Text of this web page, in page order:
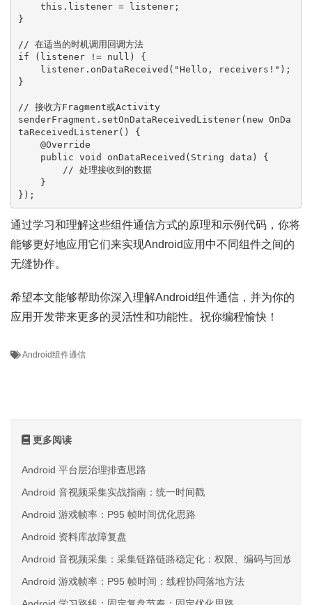
this .listener = listener;
}
// 在适当的时机调用回调方法
if (listener != null ) {
    listener.onDataReceived(
"Hello, receivers!" );
}
// 接收方Fragment或Activity
senderFragment.setOnDataReceivedListener( new OnDa
taReceivedListener() {
@Override
public void onDataReceived (String data)
{
// 处理接收到的数据
通过学习和理解这些组件通信方式的原理和示例代码，你将
能够更好地应用它们来实现Android应用中不同组件之间的
无缝协作。
希望本文能够帮助你深入理解Android组件通信，并为你的
应用开发带来更多的灵活性和功能性。祝你编程愉快！
Android组件通信
更多阅读
Android 平台层治理排查思路
Android 音视频采集实战指南：统一时间戳
Android 游戏帧率：P95 帧时间优化思路
Android 资料库故障复盘
Android 音视频采集：采集链路链路稳定化：权限、编码与回放三
Android 游戏帧率：P95 帧时间：线程协同落地方法